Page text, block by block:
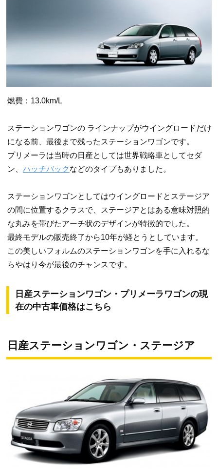
燃費：13.0km/L
ステーションワゴンの ラインナップがウイングロードだけ
になる前、最後まで残ったステーションワゴンです。
プリメーラは当時の日産としては世界戦略車としてセダ
ン、 ハッチバック などのタイプもありました。
ステーションワゴンとしてはウイングロードとステージア
の間に位置するクラスで、ステージアとはある意味対照的
な丸みを帯びたアーチ状のデザインが特徴的でした。
最終モデルの販売終了から10年が経とうとしています。
この美しいフォルムのステーションワゴンを手に入れるな
らやはり今が最後のチャンスです。
日産ステーションワゴン・プリメーラワゴンの現
在の中古車価格はこちら
日産ステーションワゴン・ステージア